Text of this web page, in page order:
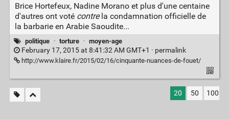
Brice Hortefeux, Nadine Morano et plus d'une centaine
d'autres ont voté contrela condamnation officielle de
la barbarie en Arabie Saoudite...
politique · torture · moyen-age
February 17, 2015 at 8:41:32 AM GMT+1 · permalink
http://www.klaire.fr/2015/02/16/cinquante-nuances-de-fouet/
20 50 100